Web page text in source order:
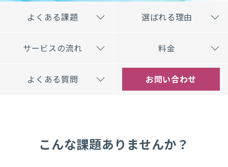
よくある課題 選ばれる理由
サービスの流れ 料金
よくある質問 お問い合わせ
こんな課題ありませんか？